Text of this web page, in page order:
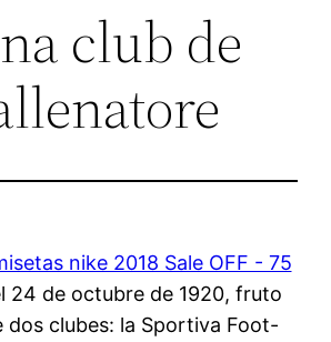
club de
24 de octubre de 1920, fruto
dos clubes: la Sportiva Foot-